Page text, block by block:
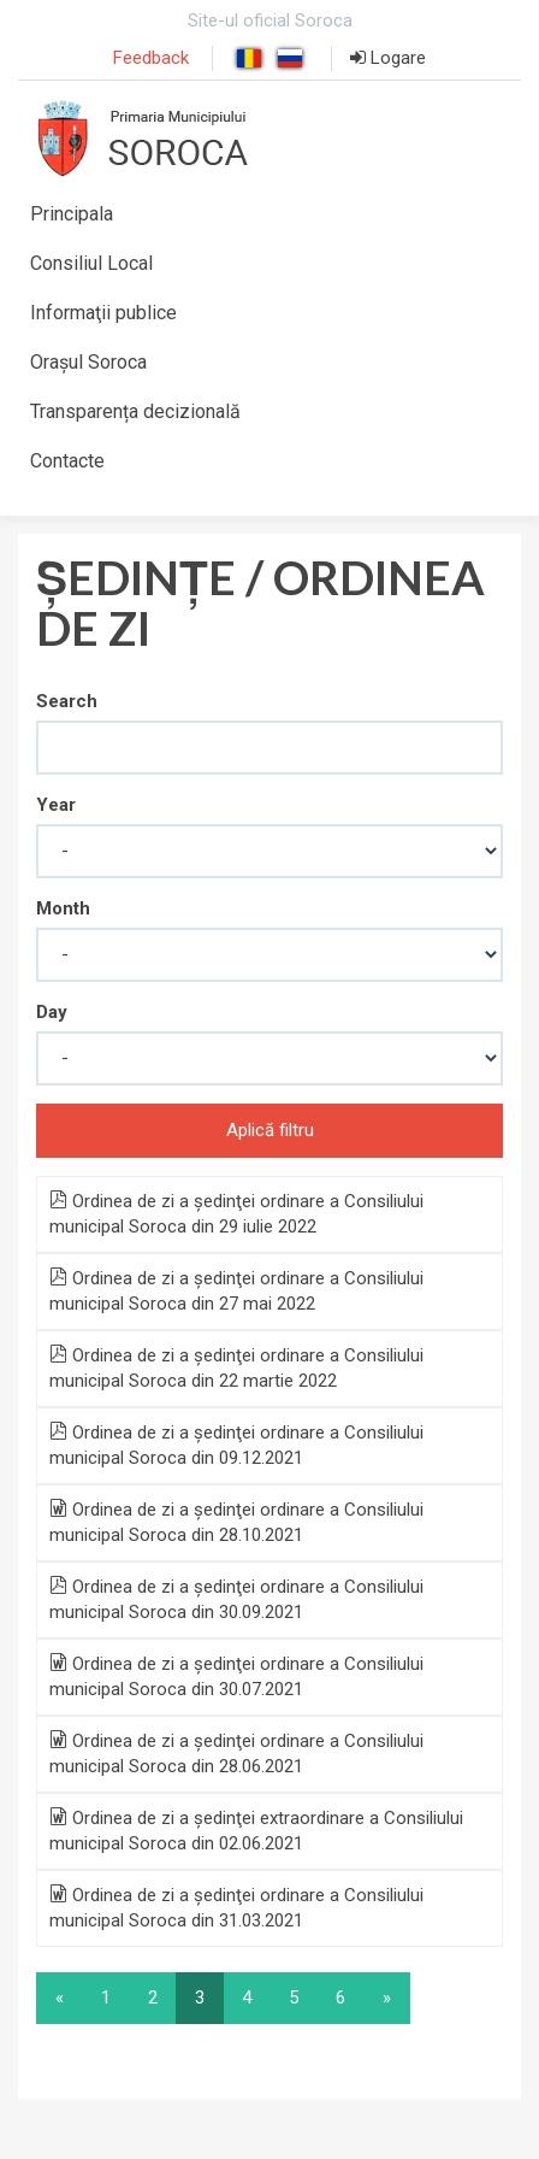
Site-ul oficial Soroca
Feedback
Logare
Principala
Consiliul Local
Informaţii publice
Orașul Soroca
Transparența decizională
Contacte
ȘEDINȚE / ORDINEA
DE ZI
Search
Year
Month
Day
Aplică filtru
Ordinea de zi a şedinţei ordinare a Consiliului
municipal Soroca din 29 iulie 2022
Ordinea de zi a şedinţei ordinare a Consiliului
municipal Soroca din 27 mai 2022
Ordinea de zi a şedinţei ordinare a Consiliului
municipal Soroca din 22 martie 2022
Ordinea de zi a şedinţei ordinare a Consiliului
municipal Soroca din 09.12.2021
Ordinea de zi a şedinţei ordinare a Consiliului
municipal Soroca din 28.10.2021
Ordinea de zi a şedinţei ordinare a Consiliului
municipal Soroca din 30.09.2021
Ordinea de zi a şedinţei ordinare a Consiliului
municipal Soroca din 30.07.2021
Ordinea de zi a şedinţei ordinare a Consiliului
municipal Soroca din 28.06.2021
Ordinea de zi a şedinţei extraordinare a Consiliului
municipal Soroca din 02.06.2021
Ordinea de zi a şedinţei ordinare a Consiliului
municipal Soroca din 31.03.2021
« 1 2 3 4 5 6 »